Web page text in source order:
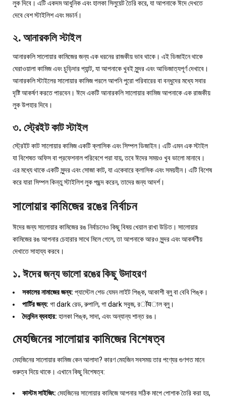
লুক দিবে। এটি একদম আধুনিক এবং হালকা সিলুয়েট তৈরি করে, যা আপনাকে ঈদে দেখতে
দেবে বেশ স্টাইলিশ এবং মডার্ন।
২. আনারকলি স্টাইল
আনারকলি সালোয়ার কামিজের জন্য এক ধরনের রাজকীয় ভাব থাকে। এই ডিজাইনে থাকে
ঘেরাওয়ালা কামিজ এবং চুড়িদার প্যান্ট, যা আপনাকে খুবই সুন্দর এবং আভিজাত্যপূর্ণ দেখাবে।
আনারকলি স্টাইলের সালোয়ার কামিজ পরলে আপনি পুরো পরিবারের বা বন্ধুদের মধ্যে সবার
দৃষ্টি আকর্ষণ করতে পারবেন। ঈদে একটি আনারকলি সালোয়ার কামিজ আপনাকে এক রাজকীয়
লুক উপহার দিবে।
৩. স্ট্রেইট কাট স্টাইল
স্ট্রেইট কাট সালোয়ার কামিজ একটি ক্লাসিক এবং সিম্পল ডিজাইন। এটি এমন এক স্টাইল
যা বিশেষত অফিস বা প্রফেশনাল পরিবেশে পরা যায়, তবে ঈদের সময়ও খুব ভালো মানাবে।
এর মধ্যে থাকে একটি সুন্দর এবং সোজা কাট, যা একেবারে ক্লাসিক এবং সময়হীন। এটি বিশেষ
করে যারা সিম্পল কিন্তু স্টাইলিশ লুক পছন্দ করেন, তাদের জন্য আদর্শ।
সালোয়ার কামিজের রঙের নির্বাচন
ঈদের জন্য সালোয়ার কামিজের রঙ নির্বাচনেও কিছু বিষয় খেয়াল রাখা উচিত। সালোয়ার
কামিজের রঙ আপনার চেহারার সাথে মিলে গেলে, তা আপনাকে আরও সুন্দর এবং আকর্ষণীয়
দেখাতে সাহায্য করবে।
১. ঈদের জন্য ভালো রঙের কিছু উদাহরণ
সকালের নামাজের জন্য: প্যাস্টেল শেড যেমন লাইট পিঙ্ক, আকাশী ব্লু বা বেবি পিঙ্ক।
পার্টির জন্য: গা dark রেড, রুপালি, গা dark সবুজ, রॉयাল ব্লু।
দৈনন্দিন ব্যবহার: হালকা পিঙ্ক, সাদা, এবং অন্যান্য শান্ত রঙ।
মেহজিনের সালোয়ার কামিজের বিশেষত্ব
মেহজিনের সালোয়ার কামিজ কেন আলাদা? কারণ মেহজিন সবসময় তার পণ্যের গুণগত মানে
গুরুত্ব দিয়ে থাকে। এখানে কিছু বিশেষত্ব:
কাস্টম সাইজিং: মেহজিনের সালোয়ার কামিজে আপনার সঠিক মাপে পোশাক তৈরি করা হয়,